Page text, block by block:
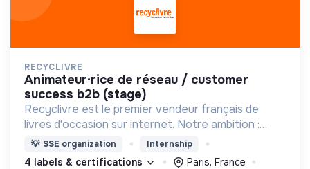
RECYCLIVRE
animateur·rice de réseau / customer
success b2b (stage)
Recyclivre est le premier vendeur français de
livres d'occasion sur internet. Notre ambition :
avoir un impact favorable sur l'homme et son
environnement.
💡 SSE organization Internship
4 labels & certifications
Paris, France